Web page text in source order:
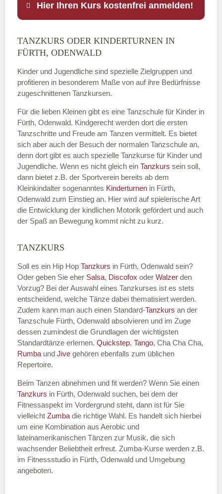
Hier Ihren Kurs kostenfrei anmelden!
Name *
E-Mail*
Name der Tanzschule
Kontakt E-Mail
Name des Tanzkurs*
Tanzart*
TANZKURS ODER KINDERTURNEN IN
FÜRTH, ODENWALD
Kinder und Jugendliche sind spezielle Zielgruppen und
profitieren in besonderem Maße von auf ihre Bedürfnisse
zugeschnittenen Tanzkursen.
Für die lieben Kleinen gibt es eine Tanzschule für Kinder in
Fürth, Odenwald. Kindgerecht werden dort die ersten
Tanzschritte und Freude am Tanzen vermittelt. Es bietet
sich aber auch der Besuch der normalen Tanzschule an,
denn dort gibt es auch spezielle Tanzkurse für Kinder und
Jugendliche. Wenn es nicht gleich ein Tanzkurs sein soll,
dann bietet z.B. der Sportverein bereits ab dem
Kleinkindalter sogenanntes Kinderturnen in Fürth,
Odenwald zum Einstieg an. Hier wird auf spielerische Art
die Entwicklung der kindlichen Motorik gefördert und auch
der Spaß an Bewegung kommt nicht zu kurz.
TANZKURS
Soll es ein Hip Hop Tanzkurs in Fürth, Odenwald sein?
Oder geben Sie eher Salsa, Discofox oder Walzer den
Vorzug? Bei der Auswahl eines Tanzkurses ist es stets
entscheidend, welche Tänze dabei thematisiert werden.
Zudem kann man auch einen Standard-Tanzkurs an der
Tanzschule Fürth, Odenwald absolvieren und im Zuge
dessen zumindest die Grundlagen der wichtigsten
Standardtänze erlernen. Quickstep, Tango, Cha Cha Cha,
Rumba und Jive gehören ebenfalls zum üblichen
Repertoire.
Beim Tanzen abnehmen und fit werden? Wenn Sie einen
Tanzkurs in Fürth, Odenwald suchen, bei dem der
Fitnessaspekt im Vordergrund steht, dann ist für Sie
vielleicht Zumba die richtige Wahl. Es handelt sich hierbei
um eine Kombination aus Aerobic und
lateinamerikanischen Tänzen zur Musik, die sich
wachsender Beliebtheit erfreut. Zumba-Kurse werden z.B.
im Fitnessstudio in Fürth, Odenwald und Umgebung
angeboten.